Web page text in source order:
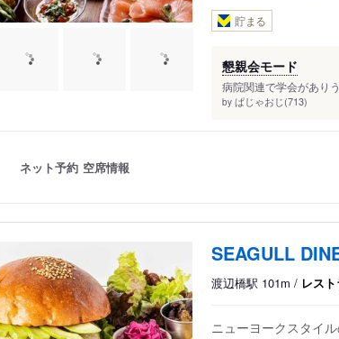
貯まる
懇親会モード
病院関連で学会があり
by ぱじゃおじ(713)
ネット予約 空席情報
SEAGULL
渡辺橋駅 101m / レス
ニューヨークスタイ